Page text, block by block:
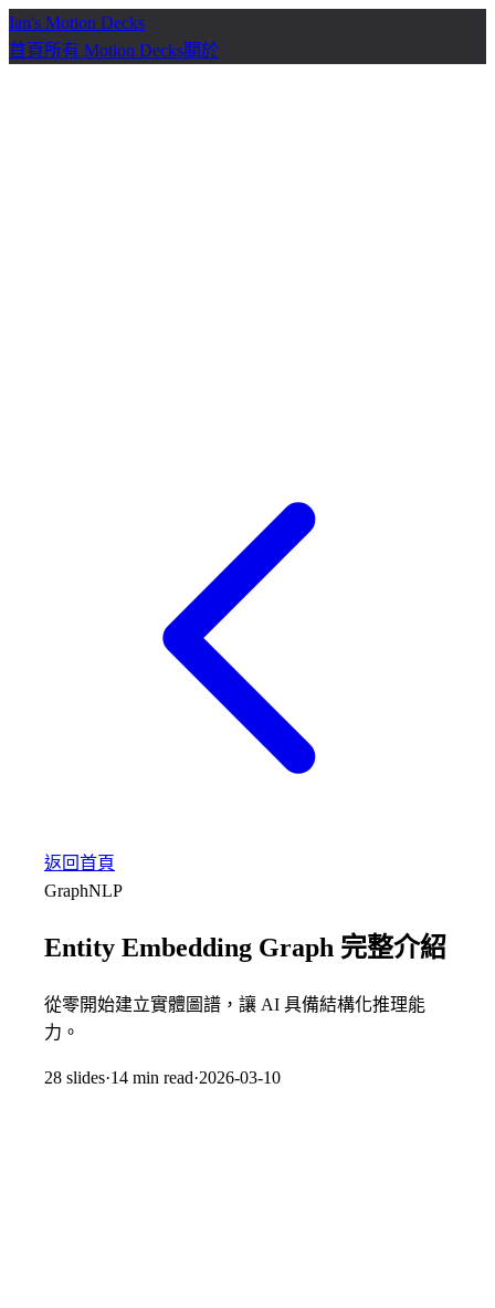
Ian's Motion Decks
首頁所有 Motion Decks關於
返回首頁
GraphNLP
Entity Embedding Graph 完整介紹
從零開始建立實體圖譜，讓 AI 具備結構化推理能
力。
28 slides·14 min read·2026-03-10